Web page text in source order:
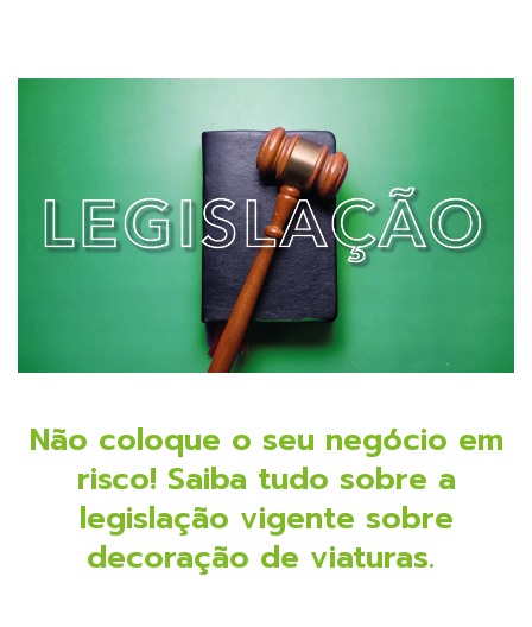
Não coloque o seu negócio em
risco! Saiba tudo sobre a
legislação vigente sobre
decoração de viaturas.